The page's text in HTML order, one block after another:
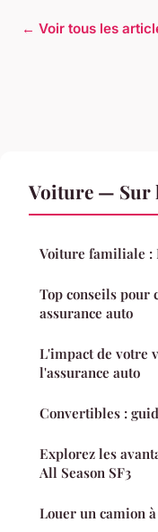
← Voir tous les
Voiture — Sur
Voiture familiale :
Top conseils
assurance auto
L'impact de votre
l'assurance auto
Convertibles :
Explorez les
All Season SF3
Louer un camion